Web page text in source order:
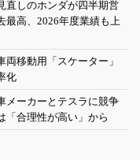
直しのホンダが四半期営
最高、2026年度業績も上
両移動用「スケーター」
化
メーカーとテスラに競争
「合理性が高い」から